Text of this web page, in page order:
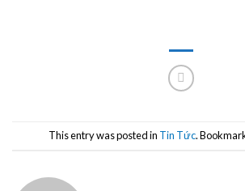
This entry was posted in Tin Tức.